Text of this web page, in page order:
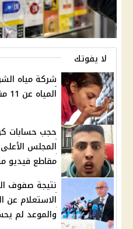
لا يفوتك
شركة مياه
المياه عن 11 منطقة بحلوان لمدة 4 ساعات
حجب حسابات
المجلس
مقاطع فيديو
الاستعلام عن
والموعد لم